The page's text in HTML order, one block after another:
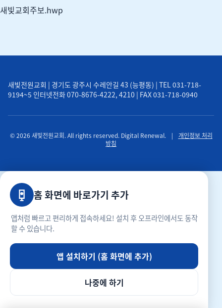
새빛교회주보.hwp
새빛전원교회 | 경기도 광주시 수레안길 43 (능평동) | TEL 031-718-
9194~5 인터넷전화 070-8676-4222, 4210 | FAX 031-718-0940
© 2026 새빛전원교회. All rights reserved. Digital Renewal. |
개인정보 처리
방침
홈 화면에 바로가기 추가
앱처럼 빠르고 편리하게 접속하세요! 설치 후 오프라인에서도 동작
할 수 있습니다.
앱 설치하기 (홈 화면에 추가)
나중에 하기